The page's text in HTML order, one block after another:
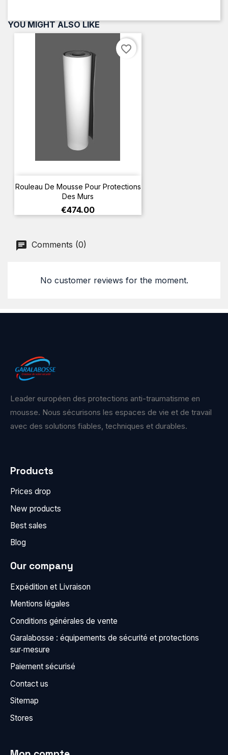
YOU MIGHT ALSO LIKE
Rouleau De Mousse Pour Protections
Des Murs
Price
€474.00
favorite_border
Comments (0)
No customer reviews for the moment.
Leader européen des protections anti-traumatisme en
mousse. Nous sécurisons les espaces de vie et de travail
avec des solutions fiables, techniques et durables.
Products
Prices drop
New products
Best sales
Blog
Our company
Expédition et Livraison
Mentions légales
Conditions générales de vente
Garalabosse : équipements de sécurité et protections
sur‑mesure
Paiement sécurisé
Contact us
Sitemap
Stores